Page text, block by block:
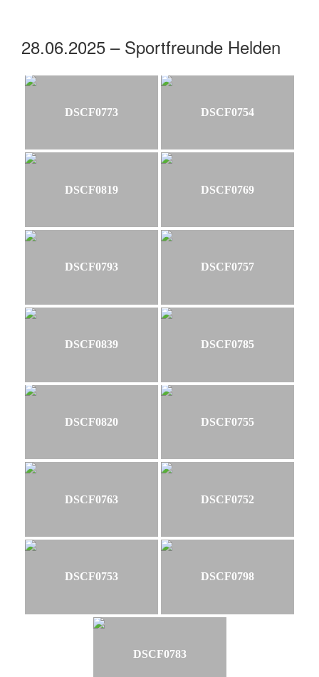
28.06.2025 – Sportfreunde Helden
DSCF0773 DSCF0754
DSCF0819 DSCF0769
DSCF0793 DSCF0757
DSCF0839 DSCF0785
DSCF0820 DSCF0755
DSCF0763 DSCF0752
DSCF0753 DSCF0798
DSCF0783